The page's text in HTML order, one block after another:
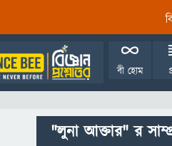
বী হোম
"লুনা আক্তার" র